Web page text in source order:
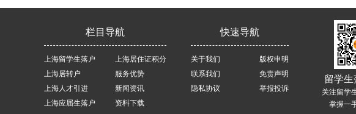
栏目导航
上海留学生落户
上海居转户
上海人才引进
上海应届生落户
上海居住证积分
服务优势
新闻资讯
资料下载
快速导航
关于我们
联系我们
隐私协议
版权申明
免责声明
举报投诉
留学生
关注留学
掌握一